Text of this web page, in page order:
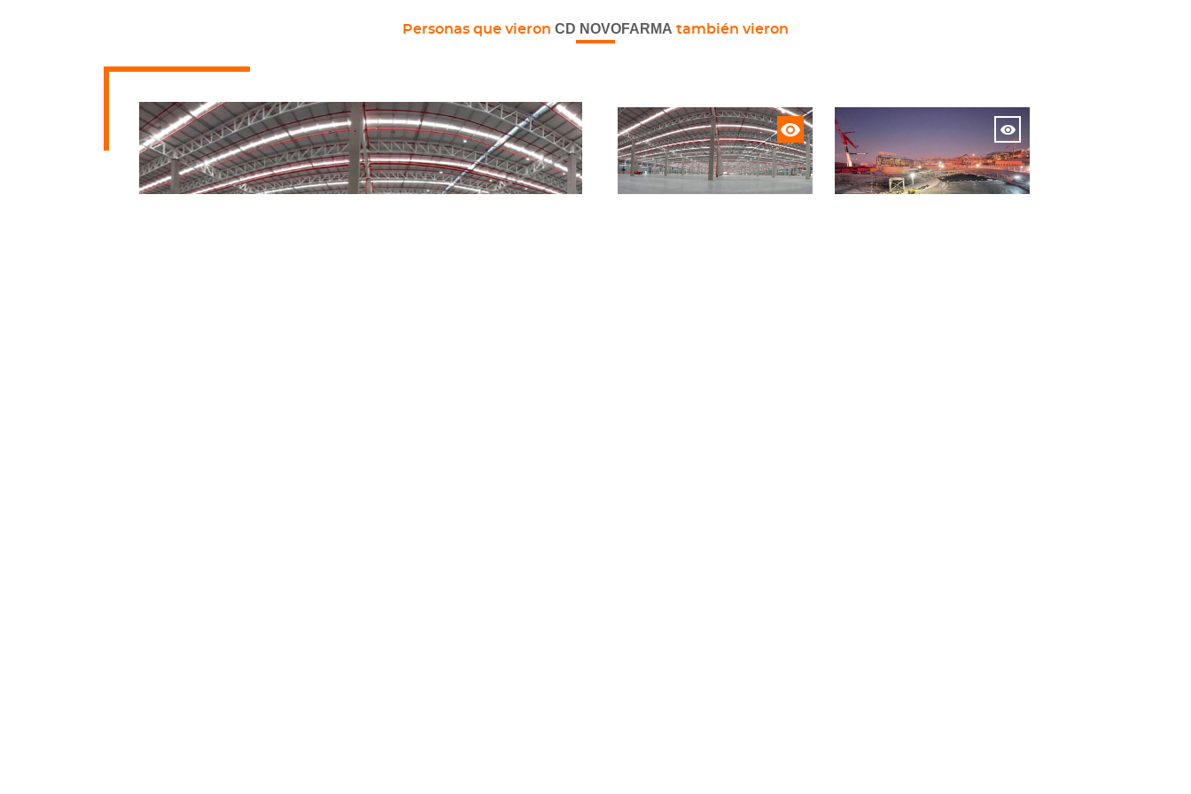
Personas que vieron CD NOVOFARMA también vieron